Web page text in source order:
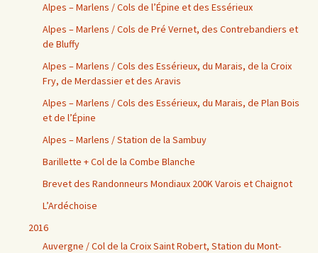
Alpes – Marlens / Cols de l’Épine et des Essérieux
Alpes – Marlens / Cols de Pré Vernet, des Contrebandiers et
de Bluffy
Alpes – Marlens / Cols des Essérieux, du Marais, de la Croix
Fry, de Merdassier et des Aravis
Alpes – Marlens / Cols des Essérieux, du Marais, de Plan Bois
et de l’Épine
Alpes – Marlens / Station de la Sambuy
Barillette + Col de la Combe Blanche
Brevet des Randonneurs Mondiaux 200K Varois et Chaignot
L’Ardéchoise
2016
Auvergne / Col de la Croix Saint Robert, Station du Mont-